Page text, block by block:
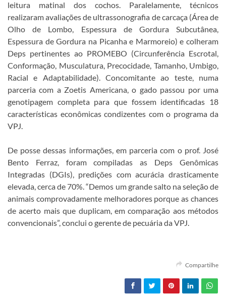
leitura matinal dos cochos. Paralelamente, técnicos
realizaram avaliações de ultrassonografia de carcaça (Área de
Olho de Lombo, Espessura de Gordura Subcutânea,
Espessura de Gordura na Picanha e Marmoreio) e colheram
Deps pertinentes ao PROMEBO (Circunferência Escrotal,
Conformação, Musculatura, Precocidade, Tamanho, Umbigo,
Racial e Adaptabilidade). Concomitante ao teste, numa
parceria com a Zoetis Americana, o gado passou por uma
genotipagem completa para que fossem identificadas 18
características econômicas condizentes com o programa da
VPJ.
De posse dessas informações, em parceria com o prof. José
Bento Ferraz, foram compiladas as Deps Genômicas
Integradas (DGIs), predições com acurácia drasticamente
elevada, cerca de 70%. “Demos um grande salto na seleção de
animais comprovadamente melhoradores porque as chances
de acerto mais que duplicam, em comparação aos métodos
convencionais”, conclui o gerente de pecuária da VPJ.
Compartilhe